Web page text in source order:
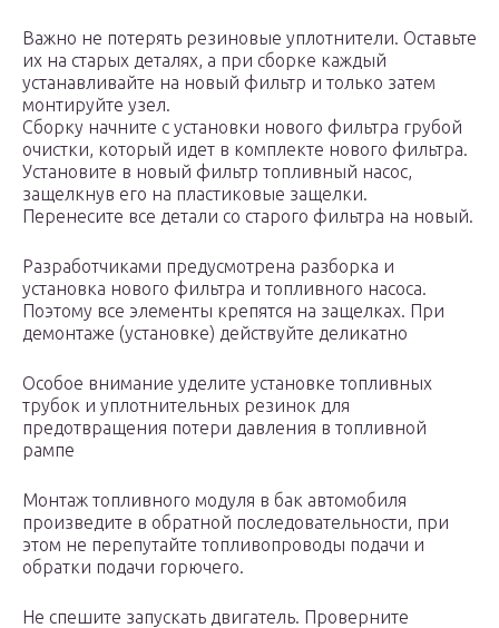
Важно не потерять резиновые уплотнители. Оставьте
их на старых деталях, а при сборке каждый
устанавливайте на новый фильтр и только затем
монтируйте узел.
Сборку начните с установки нового фильтра грубой
очистки, который идет в комплекте нового фильтра.
Установите в новый фильтр топливный насос,
защелкнув его на пластиковые защелки.
Перенесите все детали со старого фильтра на новый.
Разработчиками предусмотрена разборка и
установка нового фильтра и топливного насоса.
Поэтому все элементы крепятся на защелках. При
демонтаже (установке) действуйте деликатно
Особое внимание уделите установке топливных
трубок и уплотнительных резинок для
предотвращения потери давления в топливной
рампе
Монтаж топливного модуля в бак автомобиля
произведите в обратной последовательности, при
этом не перепутайте топливопроводы подачи и
обратки подачи горючего.
Не спешите запускать двигатель. Проверните